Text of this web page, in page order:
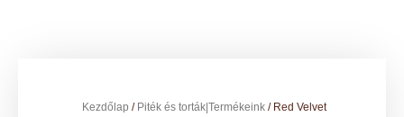
Kezdőlap / Piték és torták|Termékeink/ Red Velvet